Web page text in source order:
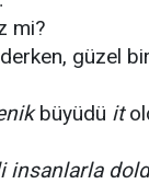
mi?
güzel
büyüdü it
insanlarla